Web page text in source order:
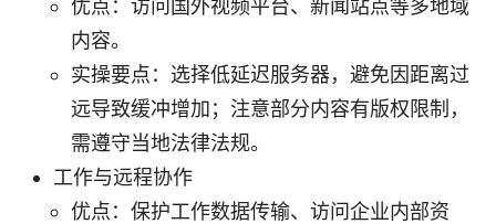
优点：访问国外视频平台、新闻站点等多地域
内容。
实操要点：选择低延迟服务器，避免因距离过
远导致缓冲增加；注意部分内容有版权限制，
需遵守当地法律法规。
工作与远程协作
优点：保护工作数据传输、访问企业内部资